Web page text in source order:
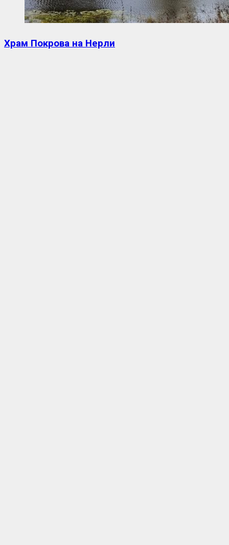
Храм Покрова на Нерли